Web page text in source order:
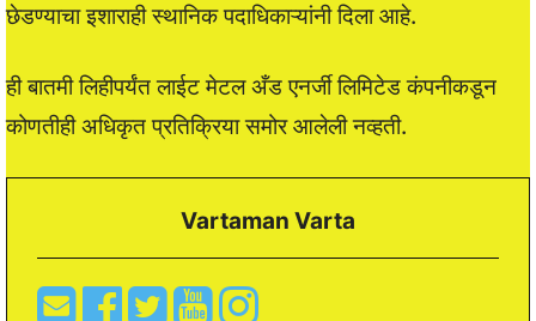
छेडण्याचा इशाराही स्थानिक पदाधिकाऱ्यांनी दिला आहे.
ही बातमी लिहीपर्यंत लाईट मेटल अँड एनर्जी लिमिटेड कंपनीकडून
कोणतीही अधिकृत प्रतिक्रिया समोर आलेली नव्हती.
Vartaman Varta